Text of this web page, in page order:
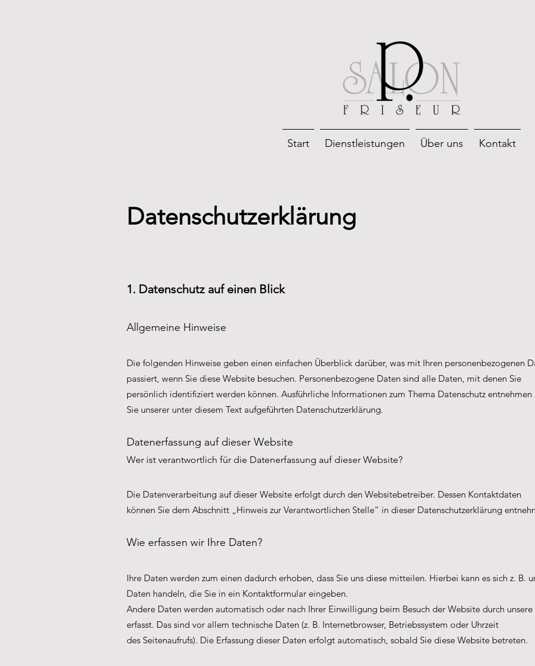
Start Dienstleistungen Über uns Kontakt
Datenschutzerklärung
1. Datenschutz auf einen Blick
Allgemeine Hinweise
Die folgenden Hinweise geben einen einfachen Überblick darüber, was mit Ihren personenbezogenen
passiert, wenn Sie diese Website besuchen. Personenbezogene Daten sind alle Daten, mit denen Sie
persönlich identifiziert werden können. Ausführliche Informationen zum Thema Datenschutz entnehmen
Sie unserer unter diesem Text aufgeführten Datenschutzerklärung.
Datenerfassung auf dieser Website
Wer ist verantwortlich für die Datenerfassung auf dieser Website?
Die Datenverarbeitung auf dieser Website erfolgt durch den Websitebetreiber. Dessen Kontaktdaten
können Sie dem Abschnitt „Hinweis zur Verantwortlichen Stelle“ in dieser Datenschutzerklärung
Wie erfassen wir Ihre Daten?
Ihre Daten werden zum einen dadurch erhoben, dass Sie uns diese mitteilen. Hierbei kann es sich z. B.
Daten handeln, die Sie in ein Kontaktformular eingeben.
Andere Daten werden automatisch oder nach Ihrer Einwilligung beim Besuch der Website durch unsere
erfasst. Das sind vor allem technische Daten (z. B. Internetbrowser, Betriebssystem oder Uhrzeit
des Seitenaufrufs). Die Erfassung dieser Daten erfolgt automatisch, sobald Sie diese Website betreten.